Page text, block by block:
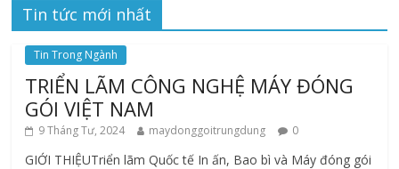
Tin tức mới nhất
Tin Trong Ngành
TRIỂN LÃM CÔNG NGHỆ MÁY ĐÓNG
GÓI VIỆT NAM
9 Tháng Tư, 2024 maydonggoitrungdung 0
GIỚI THIỆUTriển lãm Quốc tế In ấn, Bao bì và Máy đóng gói